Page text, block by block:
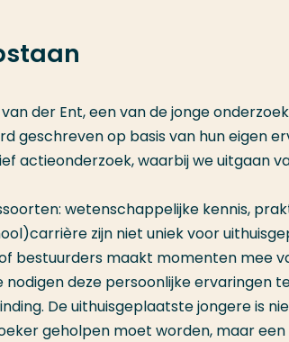
der Ent, een van de jonge
geschreven op basis van hun eigen
actieonderzoek, waarbij we uitgaan
wetenschappelijke kennis,
zijn niet uniek voor
bestuurders maakt momenten mee
deze persoonlijke ervaringen
De uithuisgeplaatste jongere is
geholpen moet worden, maar